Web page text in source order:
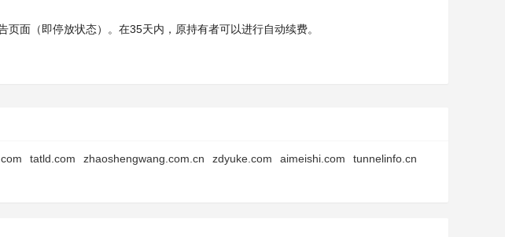
面（即停放状态）。在35天内，原持有者可以进行自动续费。
tatld.com zhaoshengwang.com.cn zdyuke.com aimeishi.com
tunnelinfo.cn